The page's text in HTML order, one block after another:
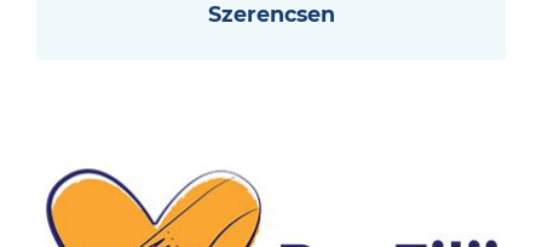
Szerencsen